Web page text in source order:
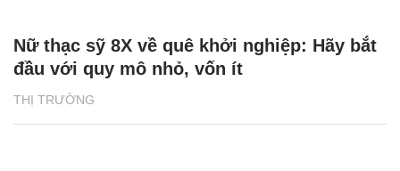
THỊ TRƯỜNG
Nữ thạc sỹ 8X về quê khởi nghiệp: Hãy bắt
đầu với quy mô nhỏ, vốn ít